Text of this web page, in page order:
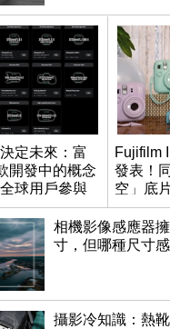
定未來：富
開發中的概念
球用戶參與
Fujifilm
發表！
空」底
相機影像感應器
寸，但哪種尺寸
攝影冷知識：熱